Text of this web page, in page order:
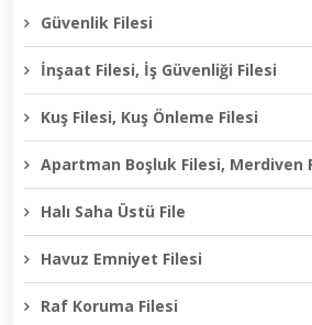
Güvenlik Filesi
İnşaat Filesi, İş Güvenliği Filesi
Kuş Filesi, Kuş Önleme Filesi
Apartman Boşluk Filesi, Merdiven
Halı Saha Üstü File
Havuz Emniyet Filesi
Raf Koruma Filesi